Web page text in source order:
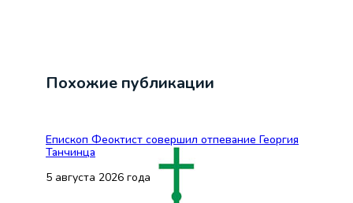
Похожие публикации
Епископ Феоктист совершил отпевание Георгия
Танчинца
5 августа 2026 года